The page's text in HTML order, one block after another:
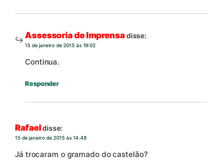
Assessoria de Imprensadisse:
15 de janeiro de 2015 às 19:02
Continua.
Responder
Rafaeldisse:
15 de janeiro de 2015 às 14:48
Já trocaram o gramado do castelão?